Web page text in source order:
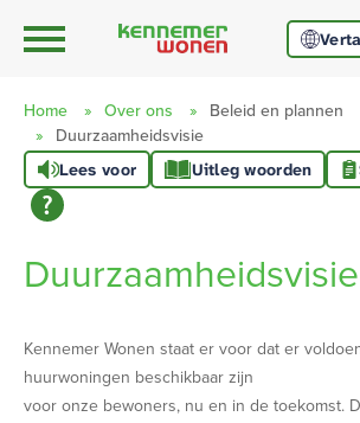
Naar hoofdinhoud
Naar hoofdnavigatiemenu
Naar zoeken
Naar de homepage
Ga naar Hoofd
Home Over ons
Beleid en plannen
Duurzaamheidsvisie
Lees voor Uitleg woorden
Duurzaamheidsvisie
Kennemer Wonen staat er voor dat er
huurwoningen beschikbaar zijn
voor onze bewoners, nu en in de toekomst.